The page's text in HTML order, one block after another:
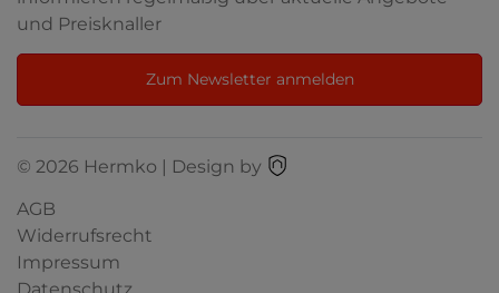
und Preisknaller
Zum Newsletter anmelden
© 2026 Hermko | Design by
AGB
Widerrufsrecht
Impressum
Datenschutz